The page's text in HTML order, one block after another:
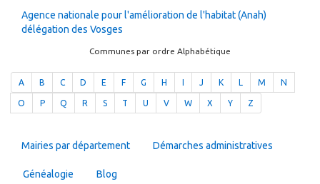
Agence nationale pour l'amélioration de l'habitat (Anah)
délégation des Vosges
Communes par ordre Alphabétique
A B C D E F G H J K L M N
O P Q R S T U V W X Y Z
Mairies par département Démarches administratives
Généalogie Blog